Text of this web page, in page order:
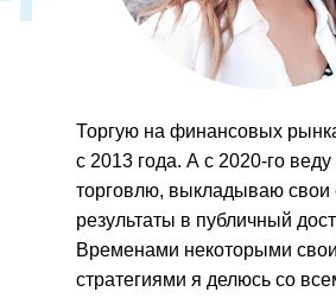
Торгую на финансовых
с 2013 года. А с 2020-го
торговлю, выкладываю свои
результаты в публичный
Временами некоторыми
стратегиями я делюсь со